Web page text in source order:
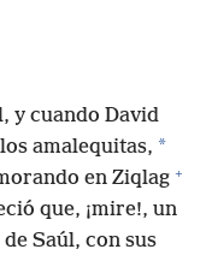
y cuando David
amalequitas, *
en Ziqlag +
que, ¡mire!, un
Saúl, con sus